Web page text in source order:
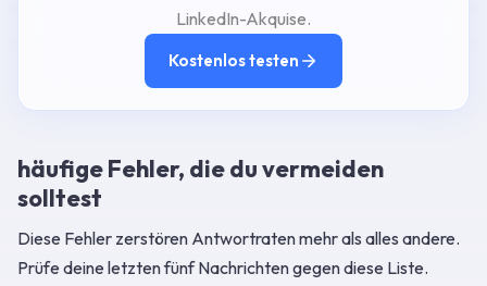
LinkedIn-Akquise.
Kostenlos testen
häufige Fehler, die du vermeiden
solltest
Diese Fehler zerstören Antwortraten mehr als alles andere.
Prüfe deine letzten fünf Nachrichten gegen diese Liste.